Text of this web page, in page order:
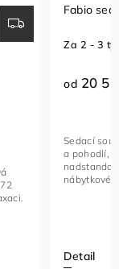
Sedací
Za 1 - 2
od 23
Detail
Rohová
funkční
vybavený
kovovými